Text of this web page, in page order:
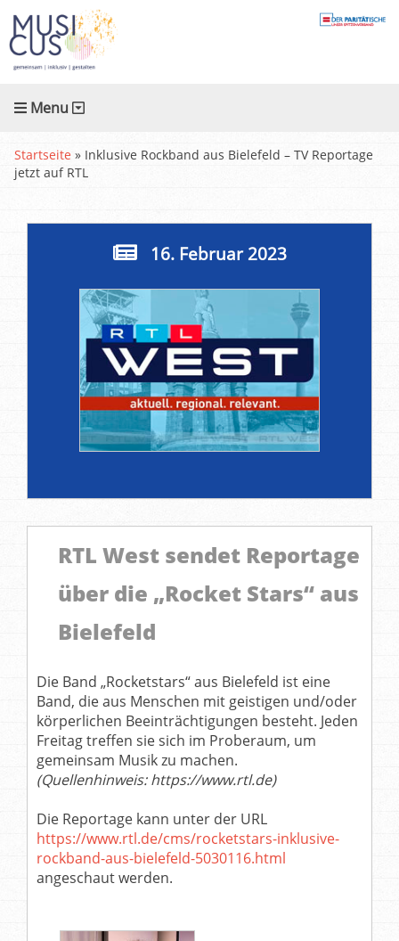
Menu
Startseite » Inklusive Rockband aus Bielefeld – TV Reportage
jetzt auf RTL
16. Februar 2023
RTL West sendet Reportage
über die „Rocket Stars“ aus
Bielefeld
Die Band „Rocketstars“ aus Bielefeld ist eine
Band, die aus Menschen mit geistigen und/oder
körperlichen Beeinträchtigungen besteht. Jeden
Freitag treffen sie sich im Proberaum, um
gemeinsam Musik zu machen.
(Quellenhinweis: https://www.rtl.de)
Die Reportage kann unter der URL
https://www.rtl.de/cms/rocketstars-inklusive-
rockband-aus-bielefeld-5030116.html
angeschaut werden.